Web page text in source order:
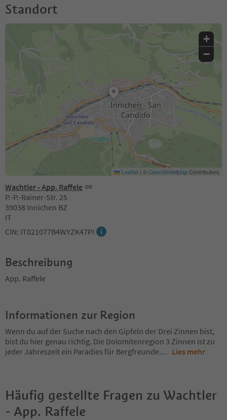
Standort
Wachtler - App. Raffele
P.-P.-Rainer-Str. 25
39038 Innichen BZ
IT
CIN: IT021077B4WYZK47PI
+
−
Leaflet | ©OpenStreetMapContributors
Beschreibung
App. Raffele
Informationen zur Region
Wenn du auf der Suche nach den Gipfeln der Drei Zinnen bist,
bist du hier genau richtig. Die Dolomitenregion 3 Zinnen ist zu
jeder Jahreszeit ein Paradies für Bergfreunde.... Lies mehr
Häufig gestellte Fragen zu Wachtler
- App. Raffele